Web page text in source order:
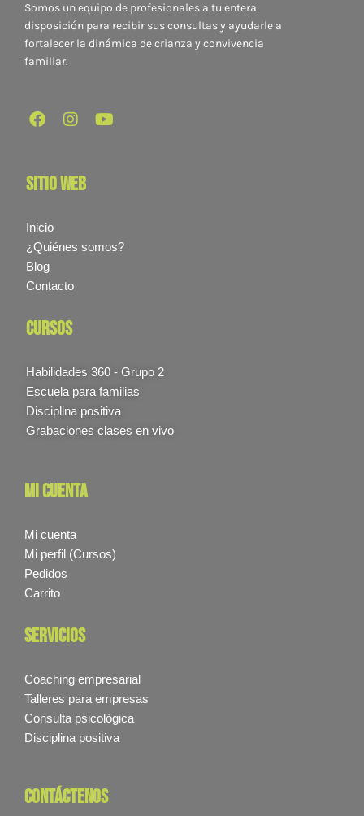
Somos un equipo de profesionales a tu entera
disposición para recibir sus consultas y ayudarle a
fortalecer la dinámica de crianza y convivencia
familiar.
sitio web
Inicio
¿Quiénes somos?
Blog
Contacto
cursos
Habilidades 360 - Grupo 2
Escuela para familias
Disciplina positiva
Grabaciones clases en vivo
mi cuenta
Mi cuenta
Mi perfil (Cursos)
Pedidos
Carrito
servicios
Coaching empresarial
Talleres para empresas
Consulta psicológica
Disciplina positiva
contáctenos